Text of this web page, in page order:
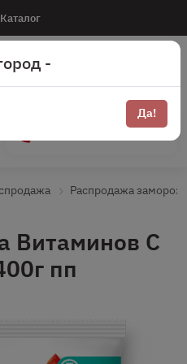
Каталог
Распродажа
Витаминов С
пп
-
Да!